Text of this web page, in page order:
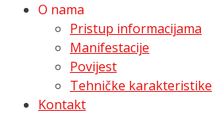
O nama
Pristup informacijama
Manifestacije
Povijest
Tehničke karakteristike
Kontakt